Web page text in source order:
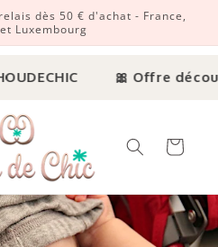
dès 50 € d'achat - France,
Luxembourg
🎀 Offre
Panier